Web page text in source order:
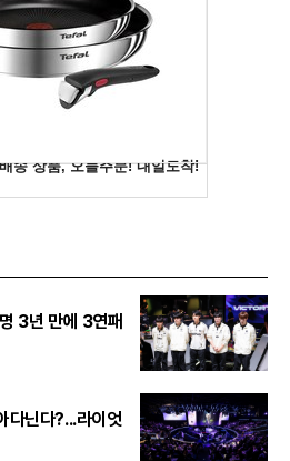
3년 만에 3연패
다닌다?...라이엇